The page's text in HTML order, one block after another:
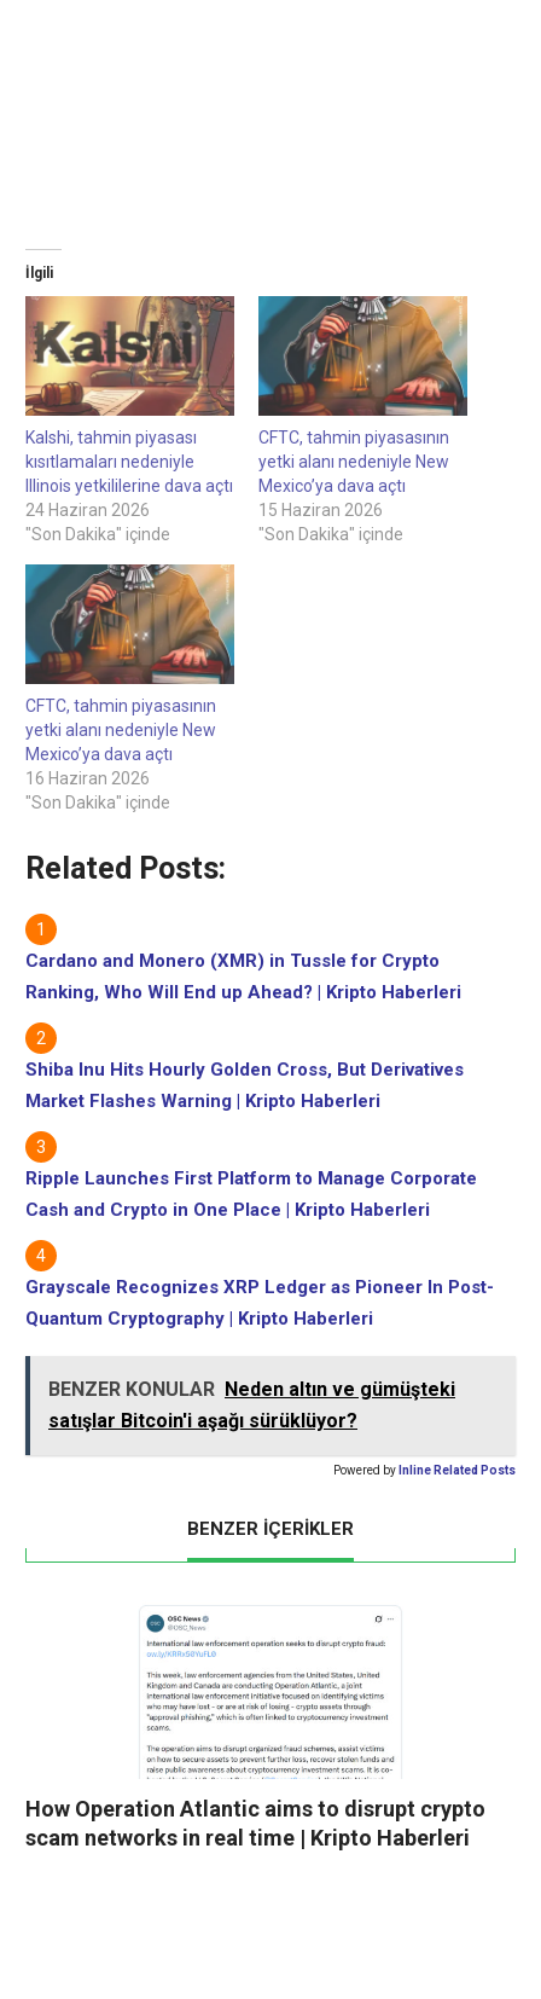
İlgili
Kalshi, tahmin piyasası
kısıtlamaları nedeniyle
Illinois yetkililerine dava açtı
24 Haziran 2026
"Son Dakika" içinde
CFTC, tahmin piyasasının
yetki alanı nedeniyle New
Mexico’ya dava açtı
15 Haziran 2026
"Son Dakika" içinde
CFTC, tahmin piyasasının
yetki alanı nedeniyle New
Mexico’ya dava açtı
16 Haziran 2026
"Son Dakika" içinde
Related Posts:
Cardano and Monero (XMR) in Tussle for Crypto
Ranking, Who Will End up Ahead? | Kripto Haberleri
Shiba Inu Hits Hourly Golden Cross, But Derivatives
Market Flashes Warning | Kripto Haberleri
Ripple Launches First Platform to Manage Corporate
Cash and Crypto in One Place | Kripto Haberleri
Grayscale Recognizes XRP Ledger as Pioneer In Post-
Quantum Cryptography | Kripto Haberleri
BENZER KONULAR Neden altın ve gümüşteki
satışlar Bitcoin'i aşağı sürüklüyor?
Powered by Inline Related Posts
BENZER İÇERİKLER
How Operation Atlantic aims to disrupt crypto
scam networks in real time | Kripto Haberleri